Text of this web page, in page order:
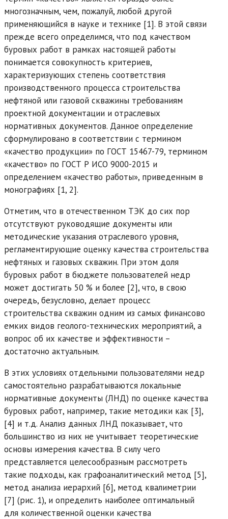
многозначным, чем, пожалуй, любой другой
применяющийся в науке и технике [1]. В этой связи
прежде всего определимся, что под качеством
буровых работ в рамках настоящей работы
понимается совокупность критериев,
характеризующих степень соответствия
производственного процесса строительства
нефтяной или газовой скважины требованиям
проектной документации и отраслевых
нормативных документов. Данное определение
сформулировано в соответствии с термином
«качество продукции» по ГОСТ 15467-79, термином
«качество» по ГОСТ Р ИСО 9000-2015 и
определением «качество работы», приведенным в
монографиях [1, 2].
Отметим, что в отечественном ТЭК до сих пор
отсутствуют руководящие документы или
методические указания отраслевого уровня,
регламентирующие оценку качества строительства
нефтяных и газовых скважин. При этом доля
буровых работ в бюджете пользователей недр
может достигать 50 % и более [2], что, в свою
очередь, безусловно, делает процесс
строительства скважин одним из самых финансово
емких видов геолого-технических мероприятий, а
вопрос об их качестве и эффективности –
достаточно актуальным.
В этих условиях отдельными пользователями недр
самостоятельно разрабатываются локальные
нормативные документы (ЛНД) по оценке качества
буровых работ, например, такие методики как [3],
[4] и т.д. Анализ данных ЛНД показывает, что
большинство из них не учитывает теоретические
основы измерения качества. В силу чего
представляется целесообразным рассмотреть
такие подходы, как графоаналитический метод [5],
метод анализа иерархий [6], метод квалиметрии
[7] (рис. 1), и определить наиболее оптимальный
для количественной оценки качества